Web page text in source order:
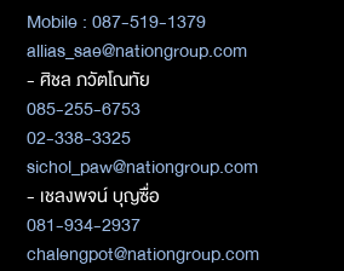
Mobile : 087-519-1379
allias_sae@nationgroup.com
- ศิชล ภวัตโณทัย
085-255-6753
02-338-3325
sichol_paw@nationgroup.com
- เชลงพจน์ บุญซื่อ
081-934-2937
chalengpot@nationgroup.com